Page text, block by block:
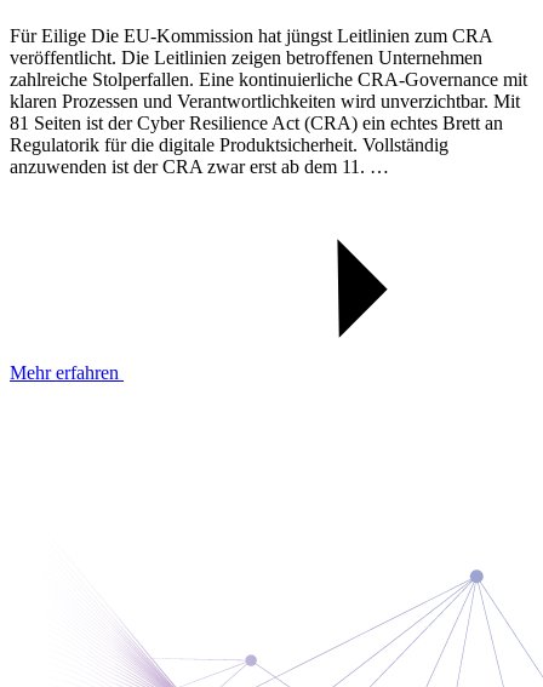
Für Eilige Die EU-Kommission hat jüngst Leitlinien zum CRA
veröffentlicht. Die Leitlinien zeigen betroffenen Unternehmen
zahlreiche Stolperfallen. Eine kontinuierliche CRA-Governance mit
klaren Prozessen und Verantwortlichkeiten wird unverzichtbar. Mit
81 Seiten ist der Cyber Resilience Act (CRA) ein echtes Brett an
Regulatorik für die digitale Produktsicherheit. Vollständig
anzuwenden ist der CRA zwar erst ab dem 11. …
Mehr erfahren